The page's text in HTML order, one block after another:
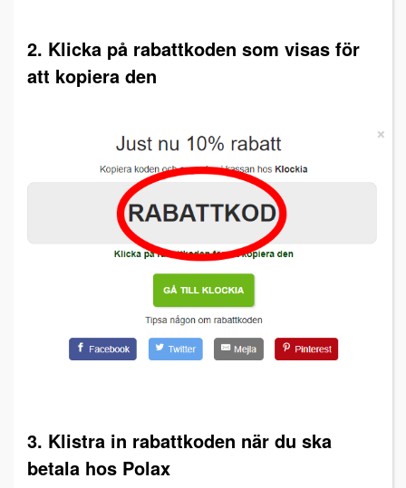
2. Klicka på rabattkoden som visas för
att kopiera den
3. Klistra in rabattkoden när du ska
betala hos Polax